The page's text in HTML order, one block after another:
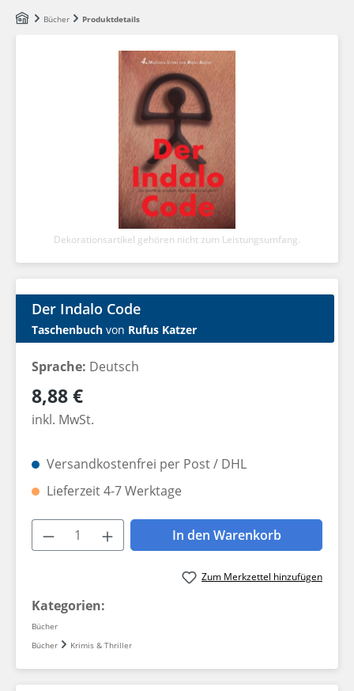
Zum Hauptinhalt springen
Bücher Produktdetails
Dekorationsartikel gehören nicht zum Leistungsumfang.
Der Indalo Code
Taschenbuch von Rufus Katzer
Sprache: Deutsch
Regulärer Preis:
8,88 €
inkl. MwSt.
Versandkostenfrei per Post / DHL
Lieferzeit 4-7 Werktage
Produkt Anzahl: Gib den
In den Warenkorb
Zum Merkzettel hinzufügen
Kategorien:
Bücher
Bücher
Krimis & Thriller